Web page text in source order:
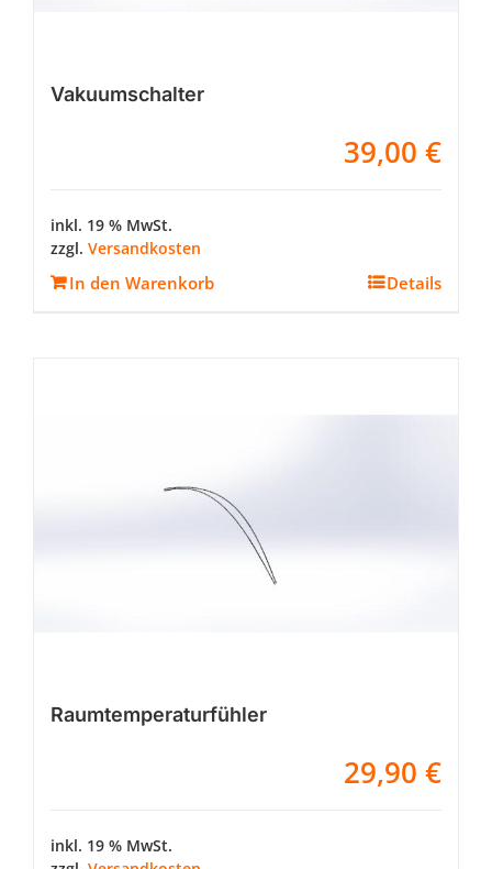
Vakuumschalter
39,00 €
inkl. 19 % MwSt.
zzgl. Versandkosten
In den Warenkorb Details
Raumtemperaturfühler
29,90 €
inkl. 19 % MwSt.